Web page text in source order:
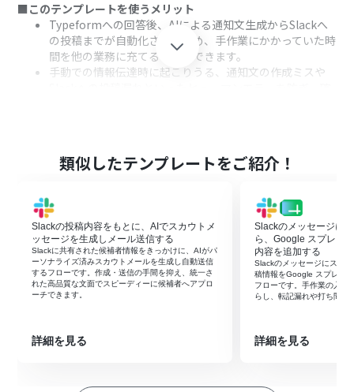
■このテンプレートを使うメリット
Typeformへの回答後、AIによる通知文生成からSlackへ
の投稿までが自動化されるため、手作業にかかっていた時
間を他の業務に充てることができます。
手動での情報伝達時に起こりうる、通知文の作成ミスや
次に、トリガーとしてTypeformを選択し、「フォームが
送信されたら」というアクションを設定します。
「テキストを生成する」アクションを設定し、Typeform
の回答内容を元に社内通知文を生成します。
最後に、オペレーションで、Slackを選択し、「チャンネ
ルにメッセージを送る」アクションを設定し、生成された
通知文を指定のチャンネルに投稿します。
※「トリガー」：フロー起動のきっかけとなるアクション、「オ
■このワークフローのカスタムポイント
テキスト生成機能のオペレーション設定では、生成する
類似したテンプレートをご紹介！
Slackの投稿内容をもとに、AIでスカウトメ
ッセージを生成しメール送信する
Slackに共有された候補者情報をきっかけに、AIがパ
ーソナライズ済みスカウトメールを生成し自動送信
するフローです。作成・送信の手間を抑え、統一さ
れた高品質な文面でスピーディーに候補者へアプロ
ーチできます。
詳細を見る
Slackのメッセージに
ら、Google スプレッ
内容を追加する
Slackのメッセージにスタ
稿情報をGoogle スプレッ
フローです。手作業の入力
らし、転記漏れや打ち間違
詳細を見る